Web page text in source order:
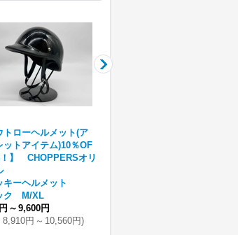
トローヘルメット(ア
ットアイテム)10％OF
！】 CHOPPERSオリ
キーヘルメット
ク M/XL
～ 9,600円
8,910円 ～ 10,560円)